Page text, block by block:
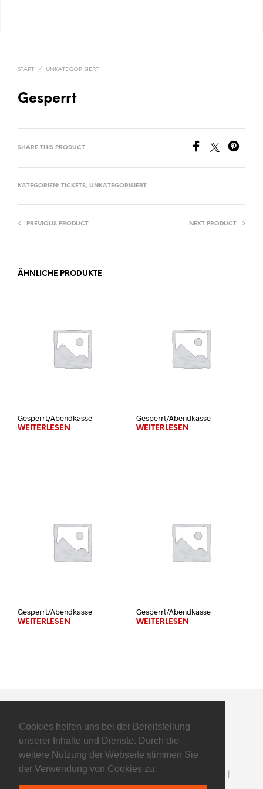
Cookies helfen uns bei der Bereitstellung
unserer Inhalte und Dienste. Durch die
weitere Nutzung der Webseite stimmen Sie
der Verwendung von Cookies zu.
START / UNKATEGORISIERT
Gesperrt
SHARE THIS PRODUCT
KATEGORIEN: TICKETS, UNKATEGORISIERT
PREVIOUS PRODUCT NEXT PRODUCT
ÄHNLICHE PRODUKTE
Gesperrt/Abendkasse
WEITERLESEN
Gesperrt/Abendkasse
WEITERLESEN
Gesperrt/Abendkasse
WEITERLESEN
Gesperrt/Abendkasse
WEITERLESEN
©2025 Flyers Basketball GmbH - All Rights Reserved |
Impressum|Datenschutz| powered by